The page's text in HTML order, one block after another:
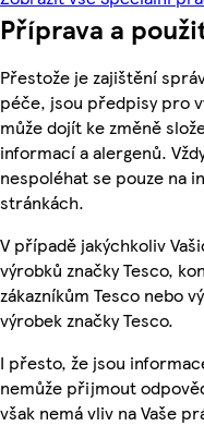
Příprava a
Přestože je zajištění
péče, jsou předpisy pro
může dojít ke změně
informací a alergenů.
nespoléhat se pouze na
stránkách.
V případě jakýchkoliv
výrobků značky Tesco,
zákazníkům Tesco nebo
výrobek značky Tesco.
I přesto, že jsou
nemůže přijmout
však nemá vliv na Vaše